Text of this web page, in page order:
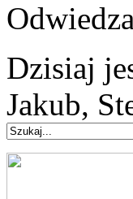
Dzisiaj
Jakub,